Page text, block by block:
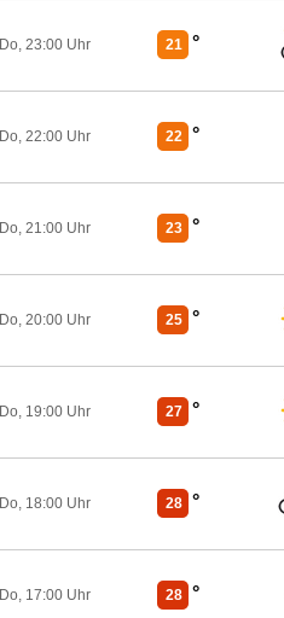
Do, 23:00 Uhr 21 °
Do, 22:00 Uhr 22 °
Do, 21:00 Uhr 23 °
Do, 20:00 Uhr 25 °
Do, 19:00 Uhr 27 °
Do, 18:00 Uhr 28 °
Do, 17:00 Uhr 28 °